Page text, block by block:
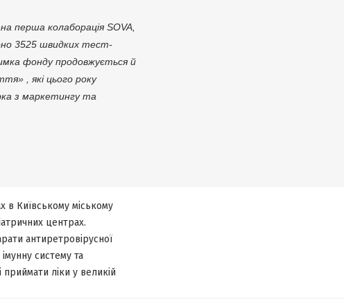
перша колаборація SOVA,
3525 швидких тест-
фонду продовжується й
, які цього року
з маркетингу та
в Київському міському
центрах.
антиретровірусної
систему та
ліки у великій